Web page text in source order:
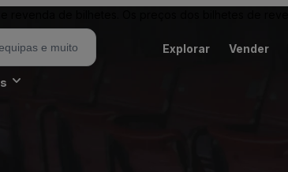
Explorar Vender